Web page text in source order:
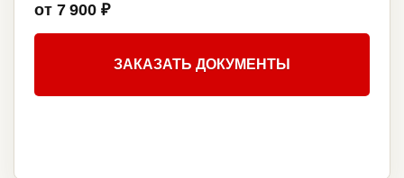
от 7 900 ₽
ЗАКАЗАТЬ ДОКУМЕНТЫ